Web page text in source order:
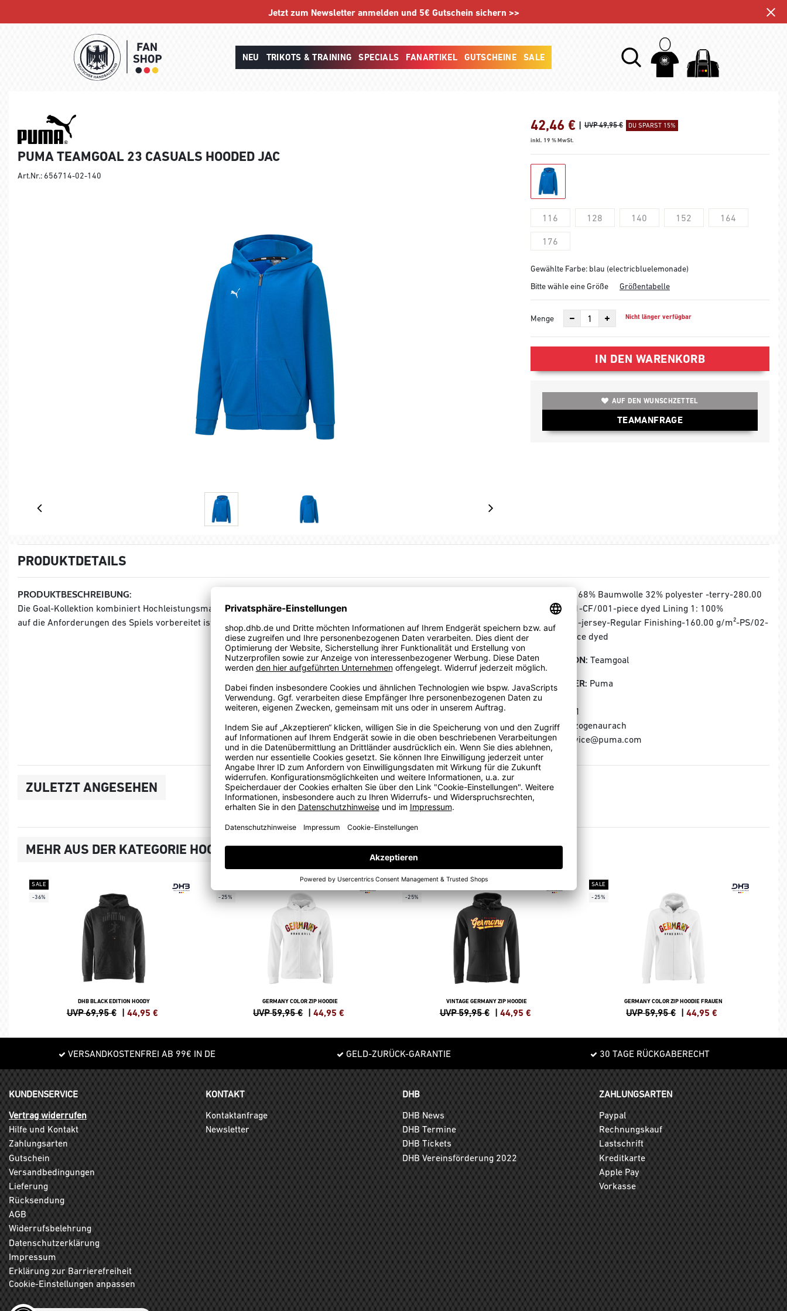
Jetzt zum Newsletter anmelden und 5€ Gutschein sichern >>
NEU TRIKOTS & TRAINING SPECIALS FANARTIKEL GUTSCHEINE SALE
PUMA TEAMGOAL 23 CASUALS HOODED JAC
Art.Nr.: 656714-02-140
42,46 € | UVP 49,95 € DU SPARST 15%
inkl. 19 % MwSt.
116 128 140 152 164
176
Gewählte Farbe: blau (electricbluelemonade)
Bitte wähle eine Größe
Größentabelle
Menge Nicht länger verfügbar
IN DEN WARENKORB
AUF DEN WUNSCHZETTEL
TEAMANFRAGE
PRODUKTDETAILS
PRODUKTBESCHREIBUNG:
Die Goal-Kollektion kombiniert Hochleistungsmaterialien mit modernem Design, damit deine Mannschaft auf allen Ebenen
auf die Anforderungen des Spiels vorbereitet ist.
68% Baumwolle 32% polyester -terry-280.00
g/m²-PS/01-CF/001-piece dyed Lining 1: 100%
Baumwolle -jersey-Regular Finishing-160.00 g/m²-PS/02-
CF/001-piece dyed
KOLLEKTION: Teamgoal
HERSTELLER: Puma
Puma SE
Puma Way 1
91074 Herzogenaurach
E-Mail: service@puma.com
ZULETZT ANGESEHEN
MEHR AUS DER KATEGORIE HOODIES, SWEATSHIRTS
SALE
-36%
DHB BLACK EDITION HOODY
UVP 69,95 € | 44,95 €
-25%
GERMANY COLOR ZIP HOODIE
UVP 59,95 € |44,95 €
SALE
-25%
VINTAGE GERMANY ZIP HOODIE
UVP 59,95 € | 44,95 €
SALE
-25%
GERMANY COLOR ZIP HOODIE FRAUEN
UVP 59,95 € |44,95 €
VERSANDKOSTENFREI AB 99€ IN DE GELD-ZURÜCK-GARANTIE 30 TAGE RÜCKGABERECHT
KUNDENSERVICE
Vertrag widerrufen
Hilfe und Kontakt
Zahlungsarten
Gutschein
Versandbedingungen
Lieferung
Rücksendung
AGB
Widerrufsbelehrung
Datenschutzerklärung
Impressum
Erklärung zur Barrierefreiheit
Cookie-Einstellungen anpassen
KONTAKT
Kontaktanfrage
Newsletter
DHB
DHB News
DHB Termine
DHB Tickets
DHB Vereinsförderung 2022
ZAHLUNGSARTEN
Paypal
Rechnungskauf
Lastschrift
Kreditkarte
Apple Pay
Vorkasse